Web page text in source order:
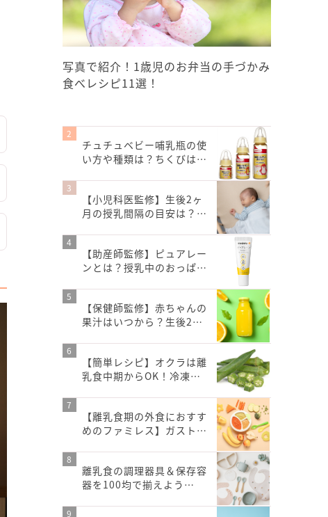
写真で紹介！1歳児のお弁当の手づかみ
食べレシピ11選！
チュチュベビー哺乳瓶の使
い方や種類は？ちくびは…
【小児科医監修】生後2ヶ
月の授乳間隔の目安は？…
【助産師監修】ピュアレー
ンとは？授乳中のおっぱ…
【保健師監修】赤ちゃんの
果汁はいつから？生後2…
【簡単レシピ】オクラは離
乳食中期からOK！冷凍…
【離乳食期の外食におすす
めのファミレス】ガスト…
離乳食の調理器具＆保存容
器を100均で揃えよう…